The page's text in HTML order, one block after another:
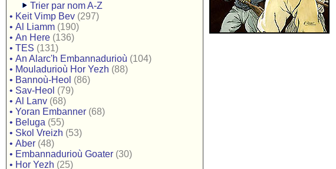
Trier par nom A-Z
• Keit Vimp Bev (297)
• Al Liamm (190)
• An Here (136)
• TES (131)
• An Alarc'h Embannadurioù (104)
• Mouladurioù Hor Yezh (88)
• Bannoù-Heol (86)
• Sav-Heol (79)
• Al Lanv (68)
• Yoran Embanner (68)
• Beluga (55)
• Skol Vreizh (53)
• Aber (48)
• Embannadurioù Goater (30)
• Hor Yezh (25)